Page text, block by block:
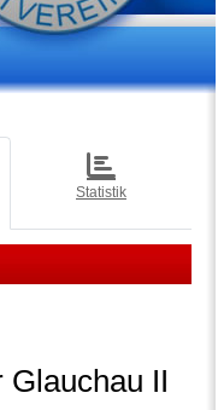
Statistik
Glauchau II